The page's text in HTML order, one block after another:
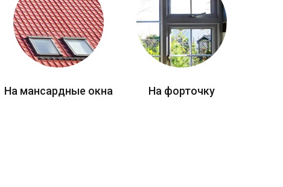
На мансардные окна На форточку